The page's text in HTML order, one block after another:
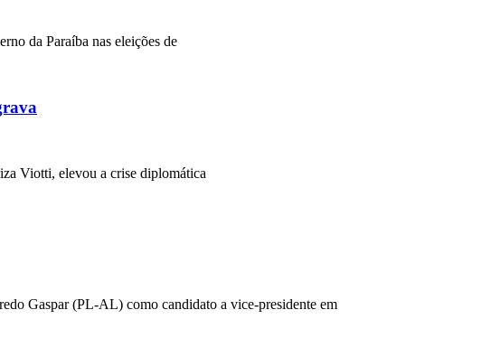
da Paraíba nas eleições de
Viotti, elevou a crise diplomática
Gaspar (PL-AL) como candidato a vice-presidente em